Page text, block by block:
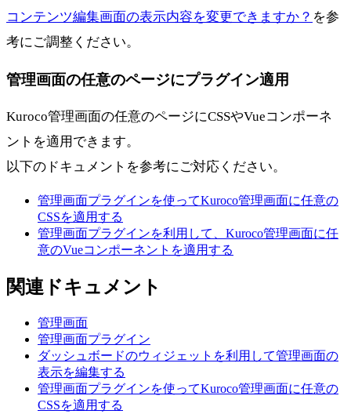
コンテンツ編集画面の表示内容を変更できますか？ を参
考にご調整ください。
管理画面の任意のページにプラグイン適用
Kuroco管理画面の任意のページにCSSやVueコンポーネ
ントを適用できます。
以下のドキュメントを参考にご対応ください。
管理画面プラグインを使ってKuroco管理画面に任意の
CSSを適用する
管理画面プラグインを利用して、Kuroco管理画面に任
意のVueコンポーネントを適用する
関連ドキュメント
管理画面
管理画面プラグイン
ダッシュボードのウィジェットを利用して管理画面の
表示を編集する
管理画面プラグインを使ってKuroco管理画面に任意の
CSSを適用する